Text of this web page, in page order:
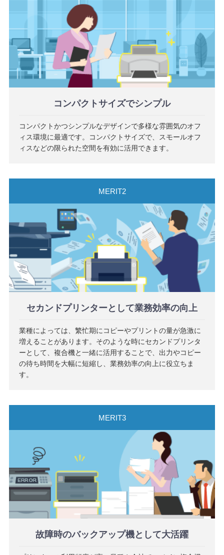
コンパクトサイズでシンプル
コンパクトかつシンプルなデザインで多様な雰囲気のオフ
ィス環境に最適です。コンパクトサイズで、スモールオフ
ィスなどの限られた空間を有効に活用できます。
セカンドプリンターとして業務効率の向上
業種によっては、繁忙期にコピーやプリントの量が急激に
増えることがあります。そのような時にセカンドプリンタ
ーとして、複合機と一緒に活用することで、出力やコピー
の待ち時間を大幅に短縮し、業務効率の向上に役立ちま
す。
故障時のバックアップ機として大活躍